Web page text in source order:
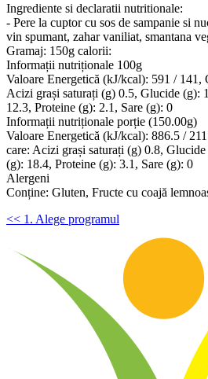
Ingrediente si declaratii nutritionale:
- Pere la cuptor cu sos de sampanie si
vin spumant, zahar vaniliat, smantana
Gramaj: 150g calorii:
Informații nutriționale 100g
Valoare Energetică (kJ/kcal): 591 / 141,
Acizi grași saturați (g) 0.5, Glucide (g):
12.3, Proteine (g): 2.1, Sare (g): 0
Informații nutriționale porție (150.00g)
Valoare Energetică (kJ/kcal): 886.5 /
care: Acizi grași saturați (g) 0.8,
(g): 18.4, Proteine (g): 3.1, Sare (g): 0
Alergeni
Conține: Gluten, Fructe cu coajă
<< 1. Alege programul